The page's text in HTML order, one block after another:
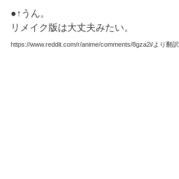
●↑うん。
リメイク版は大丈夫みたい。
https://www.reddit.com/r/anime/comments/8gza2i/より翻訳